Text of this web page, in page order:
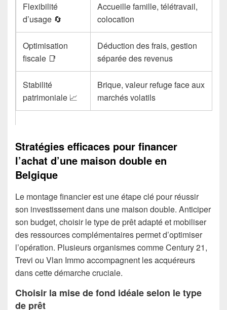
Flexibilité
d’usage 🔄
Accueille famille, télétravail,
colocation
Optimisation
fiscale 📑
Déduction des frais, gestion
séparée des revenus
Stabilité
patrimoniale 📈
Brique, valeur refuge face aux
marchés volatils
Stratégies efficaces pour financer
l’achat d’une maison double en
Belgique
Le montage financier est une étape clé pour réussir
son investissement dans une maison double. Anticiper
son budget, choisir le type de prêt adapté et mobiliser
des ressources complémentaires permet d’optimiser
l’opération. Plusieurs organismes comme Century 21,
Trevi ou Vlan Immo accompagnent les acquéreurs
dans cette démarche cruciale.
Choisir la mise de fond idéale selon le type
de prêt